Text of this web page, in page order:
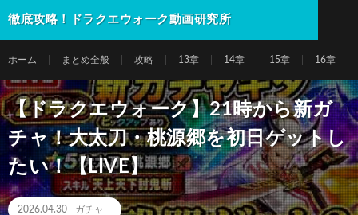
徹底攻略！ドラクエウォーク動画研究所
ホーム まとめ全般 攻略 13章 14章 15章 16章
【ドラクエウォーク】21時から新ガ
チャ！大太刀・桃源郷を初日ゲットし
たい！【LIVE】
2026.04.30 ガチャ